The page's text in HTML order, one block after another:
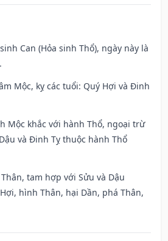
Can (Hỏa sinh Thổ), ngày này là
Mộc, kỵ các tuổi: Quý Hợi và Đinh
Mộc khắc với hành Thổ, ngoại trừ
và Đinh Tỵ thuộc hành Thổ
tam hợp với Sửu và Dậu
hình Thân, hại Dần, phá Thân,